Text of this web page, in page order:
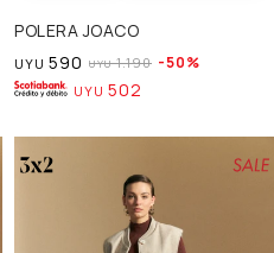
POLERA JOACO
UYU 590 UYU 1.190 50
UYU 502